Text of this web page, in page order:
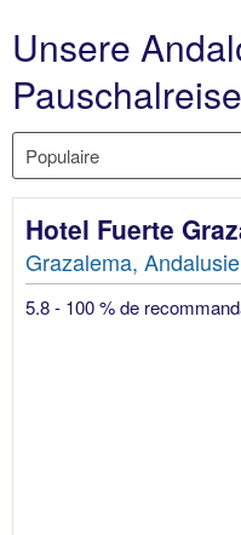
Unsere
Hotel Fuerte
Grazalema,
5.8 - 100 % de